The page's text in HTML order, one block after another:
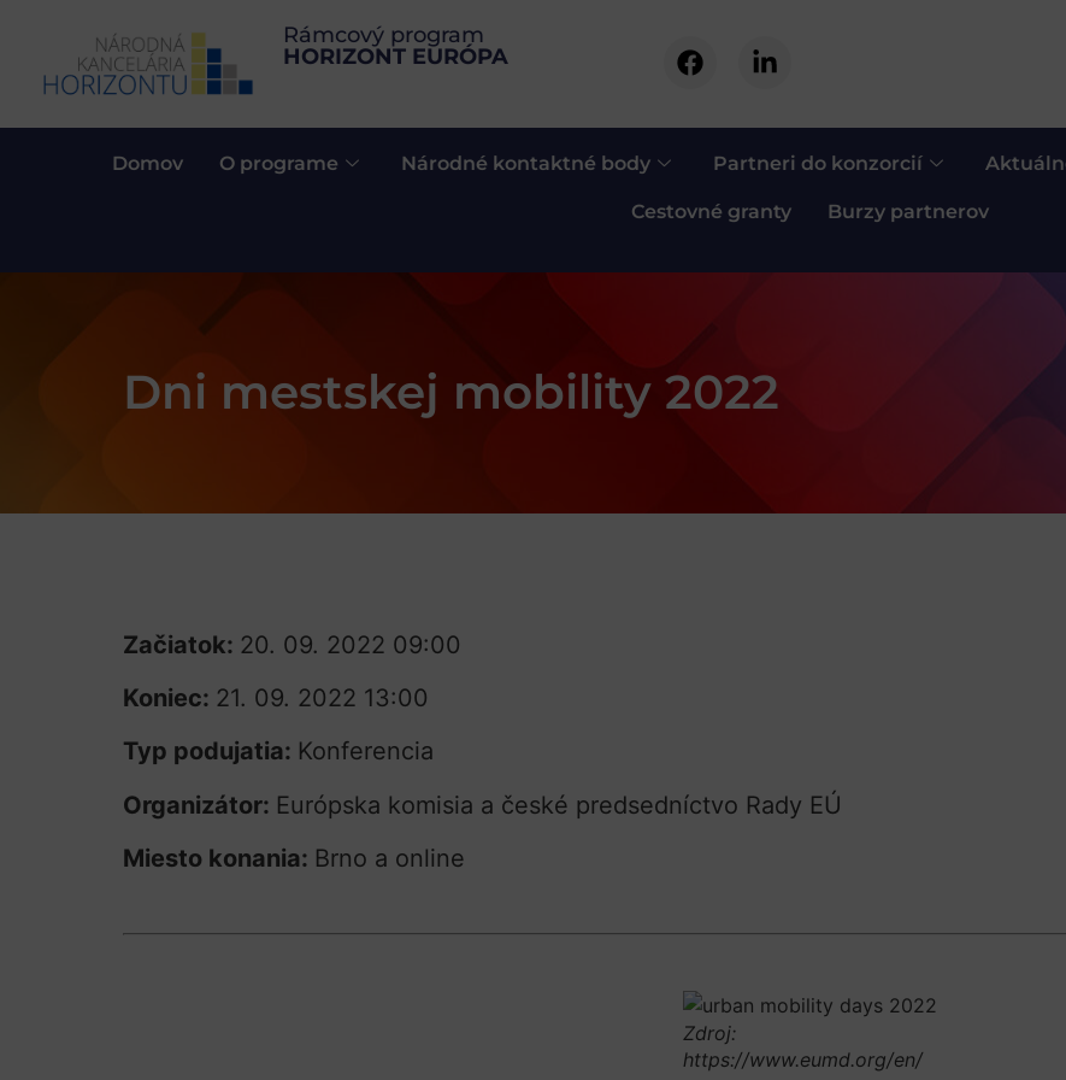
Rámcový program
HORIZONT EURÓPA
Domov O programe Národné kontaktné body Partneri do konzorcií
Cestovné granty Burzy partnerov
Dni mestskej mobility 2022
Začiatok: 20. 09. 2022 09:00
Koniec: 21. 09. 2022 13:00
Typ podujatia: Konferencia
Organizátor: Európska komisia a české predsedníctvo Rady EÚ
Miesto konania: Brno a online
Zdroj:
https://www.eumd.org/en/